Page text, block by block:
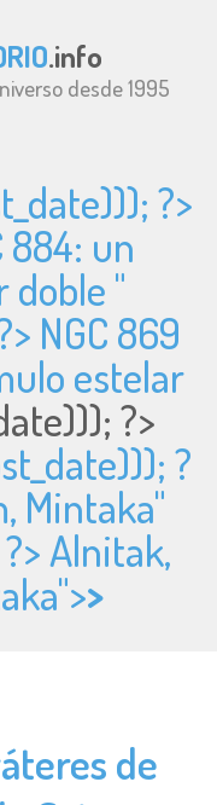
.info
desde 1995
?>
884: un
doble "
NGC 869
estelar
?>
?
Mintaka"
Alnitak,
>
de